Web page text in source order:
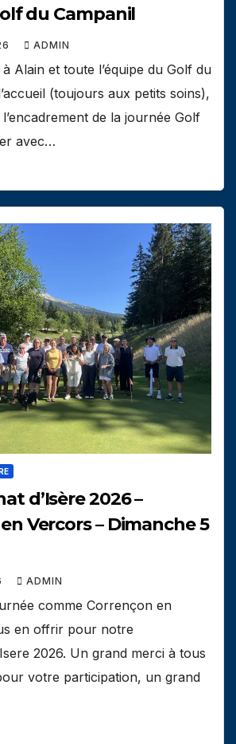
du Campanil
ADMIN
Alain et toute l’équipe du Golf du
(toujours aux petits soins),
l’encadrement de la journée Golf
avec…
d’Isère 2026 –
Vercors – Dimanche 5
ADMIN
comme Corrençon en
en offrir pour notre
2026. Un grand merci à tous
votre participation, un grand